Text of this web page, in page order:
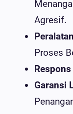
Agresif.
Proses
Garansi